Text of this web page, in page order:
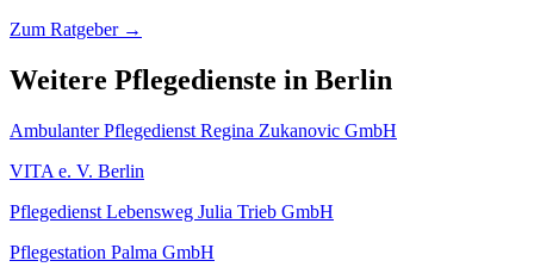
Zum Ratgeber →
Weitere Pflegedienste in Berlin
Ambulanter Pflegedienst Regina Zukanovic GmbH
VITA e. V. Berlin
Pflegedienst Lebensweg Julia Trieb GmbH
Pflegestation Palma GmbH